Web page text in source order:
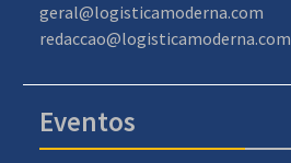
geral@logisticamoderna.com
redaccao@logisticamoderna.com
Eventos